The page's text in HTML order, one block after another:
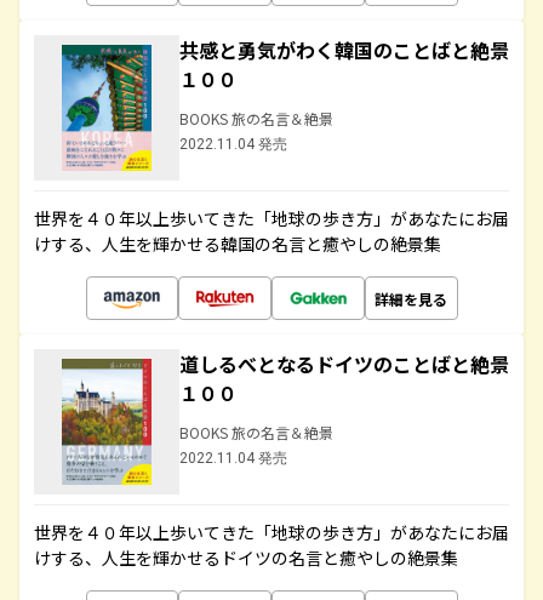
共感と勇気がわく韓国のことばと絶景
１００
BOOKS 旅の名言＆絶景
2022.11.04 発売
世界を４０年以上歩いてきた「地球の歩き方」があなたにお届
けする、人生を輝かせる韓国の名言と癒やしの絶景集
詳細を見る
道しるべとなるドイツのことばと絶景
１００
BOOKS 旅の名言＆絶景
2022.11.04 発売
世界を４０年以上歩いてきた「地球の歩き方」があなたにお届
けする、人生を輝かせるドイツの名言と癒やしの絶景集